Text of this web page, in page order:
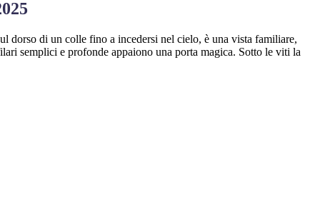
dorso di un colle fino a incedersi nel cielo, è una vista familiare,
semplici e profonde appaiono una porta magica. Sotto le viti la